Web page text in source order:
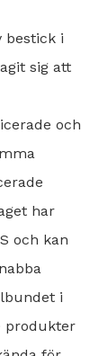
bestick i
sig att
och
har
och kan
i
produkter